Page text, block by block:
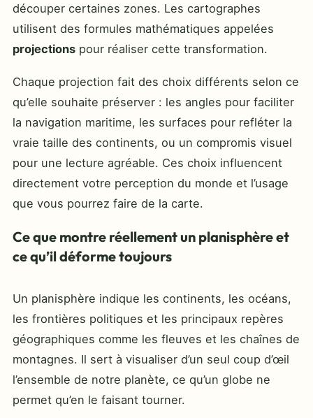
découper certaines zones. Les cartographes
utilisent des formules mathématiques appelées
projections pour réaliser cette transformation.
Chaque projection fait des choix différents selon ce
qu’elle souhaite préserver : les angles pour faciliter
la navigation maritime, les surfaces pour refléter la
vraie taille des continents, ou un compromis visuel
pour une lecture agréable. Ces choix influencent
directement votre perception du monde et l’usage
que vous pourrez faire de la carte.
Ce que montre réellement un planisphère et
ce qu’il déforme toujours
Un planisphère indique les continents, les océans,
les frontières politiques et les principaux repères
géographiques comme les fleuves et les chaînes de
montagnes. Il sert à visualiser d’un seul coup d’œil
l’ensemble de notre planète, ce qu’un globe ne
permet qu’en le faisant tourner.